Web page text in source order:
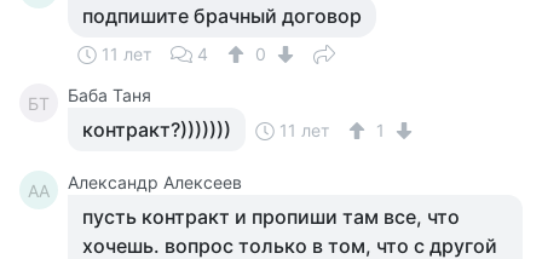
подпишите брачный договор
11 лет 4 0
БТ Баба Таня
контракт?))))))) 11 лет 1
АА Александр Алексеев
пусть контракт и пропиши там все, что
хочешь. вопрос только в том, что с другой